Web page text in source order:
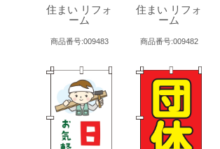
住まい リフォ
ーム
商品番号:009483
住まい リフォ
ーム
商品番号:009482